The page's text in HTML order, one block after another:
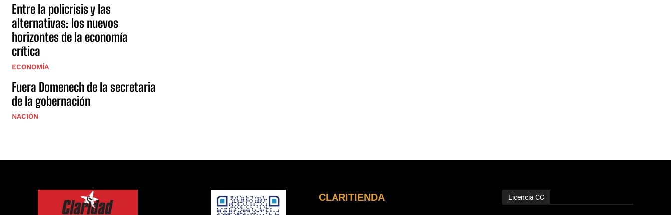
Entre la policrisis y las
alternativas: los nuevos
horizontes de la economía
crítica
ECONOMÍA
Fuera Domenech de la secretaria
de la gobernación
NACIÓN
CLARITIENDA Licencia CC